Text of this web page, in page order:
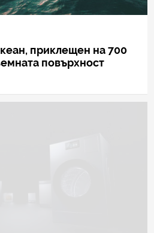
приклещен на 700
повърхност